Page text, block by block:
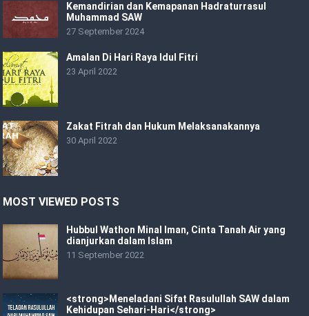
Kemandirian dan Kemapanan Hadraturrasul
Muhammad SAW
27 September 2024
Amalan Di Hari Raya Idul Fitri
23 April 2022
Zakat Fitrah dan Hukum Melaksanakannya
30 April 2022
MOST VIEWED POSTS
Hubbul Wathon Minal Iman, Cinta Tanah Air yang
dianjurkan dalam Islam
11 September 2022
<strong>Meneladani Sifat Rasulullah SAW dalam
Kehidupan Sehari-Hari</strong>